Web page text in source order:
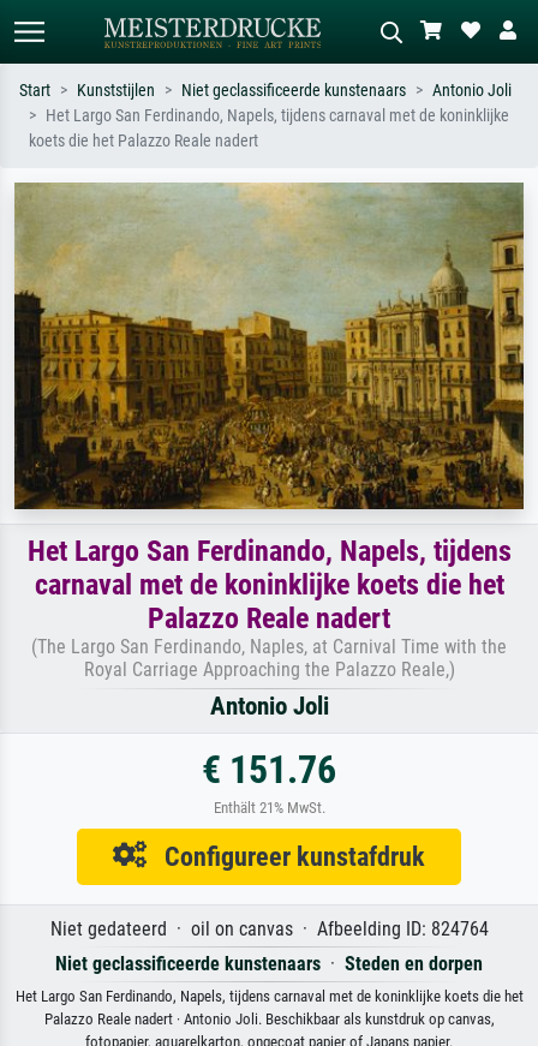
Standaard zoeken
Monet, Sterrennacht, impressionisme,
Hokusai-golf, naakt.
weide, abstract met veel rood, donker
olieverfschilderij, staand naakt naast
een boom.
Start Kunststijlen Niet geclassificeerde kunstenaars
Antonio Joli
Het Largo San Ferdinando, Napels, tijdens carnaval met de koninklijke
koets die het Palazzo Reale nadert
Het Largo San Ferdinando, Napels, tijdens
carnaval met de koninklijke koets die het
Palazzo Reale nadert
(The Largo San Ferdinando, Naples, at Carnival Time with the
Royal Carriage Approaching the Palazzo Reale,)
Antonio Joli
€ 151.76
Enthält 21% MwSt.
Configureer kunstafdruk
Niet gedateerd · oil on canvas · Afbeelding ID: 824764
Niet geclassificeerde kunstenaars · Steden en dorpen
Het Largo San Ferdinando, Napels, tijdens carnaval met de koninklijke koets die het
Palazzo Reale nadert · Antonio Joli. Beschikbaar als kunstdruk op canvas,
fotopapier, aquarelkarton, ongecoat papier of Japans papier.